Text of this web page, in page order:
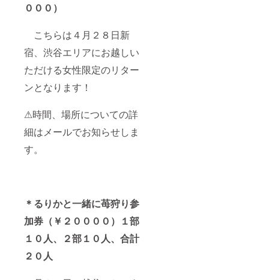
０００）
こちらは４月２８日新
宿、渋谷エリアにお越しい
ただける女性限定のリター
ンとなります！
⚠時間、場所についての詳
細はメールでお知らせしま
す。
＊るりかと一緒に苺狩り参
加券（￥２００００）１部
１０人、２部１０人、合計
２０人